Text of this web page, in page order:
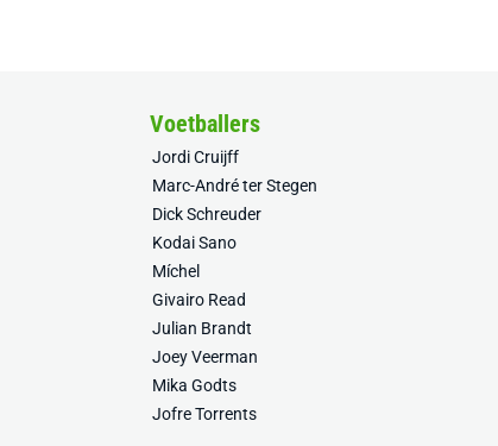
Voetballers
Jordi Cruijff
Marc-André ter Stegen
Dick Schreuder
Kodai Sano
Míchel
Givairo Read
Julian Brandt
Joey Veerman
Mika Godts
Jofre Torrents